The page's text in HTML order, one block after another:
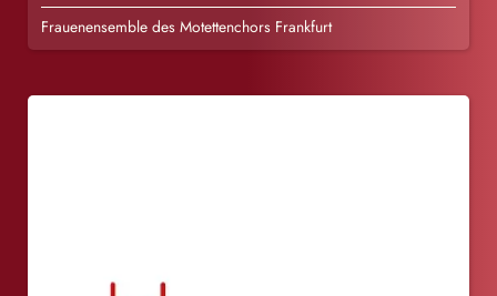
Frauenensemble des Motettenchors Frankfurt